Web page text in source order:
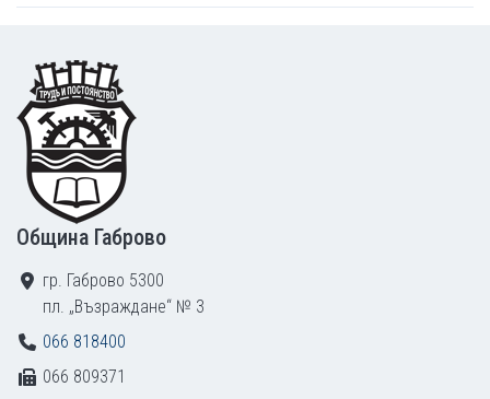
Footer
Община Габрово
гр. Габрово 5300
пл. „Възраждане“ № 3
066 818400
066 809371